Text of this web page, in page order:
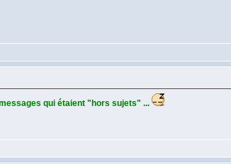
qui étaient "hors sujets" ...